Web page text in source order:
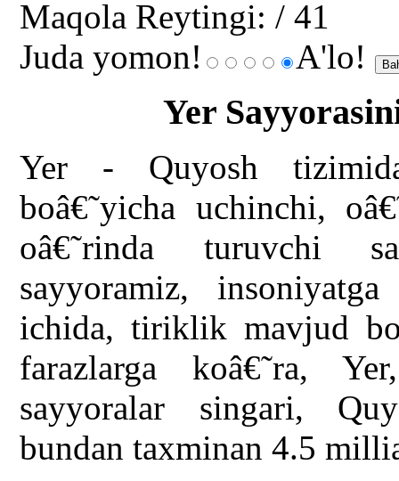
Maqola Reytingi: / 41
Juda yomon!
A'lo!
Yer
Yer - Quyosh
boâ€˜yicha uchinchi,
oâ€˜rinda turuvchi
sayyoramiz,
ichida, tiriklik mavjud
farazlarga koâ€˜ra,
sayyoralar singari,
bundan taxminan 4.5